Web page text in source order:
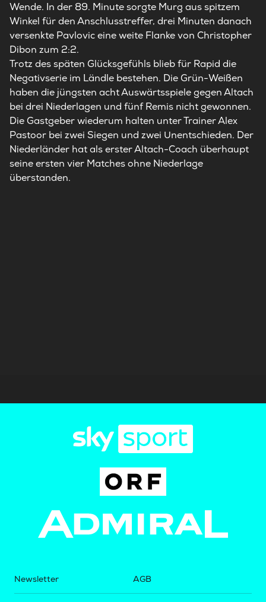
Wende. In der 89. Minute sorgte Murg aus spitzem
Winkel für den Anschlusstreffer, drei Minuten danach
versenkte Pavlovic eine weite Flanke von Christopher
Dibon zum 2:2.
Trotz des späten Glücksgefühls blieb für Rapid die
Negativserie im Ländle bestehen. Die Grün-Weißen
haben die jüngsten acht Auswärtsspiele gegen Altach
bei drei Niederlagen und fünf Remis nicht gewonnen.
Die Gastgeber wiederum halten unter Trainer Alex
Pastoor bei zwei Siegen und zwei Unentschieden. Der
Niederländer hat als erster Altach-Coach überhaupt
seine ersten vier Matches ohne Niederlage
überstanden.
Newsletter AGB